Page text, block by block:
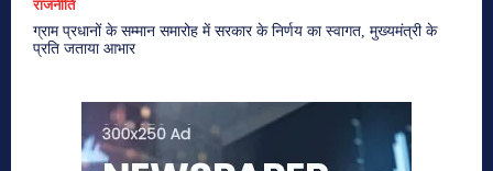
राजनीति
ग्राम प्रधानों के सम्मान समारोह में सरकार के निर्णय का स्वागत, मुख्यमंत्री के
प्रति जताया आभार